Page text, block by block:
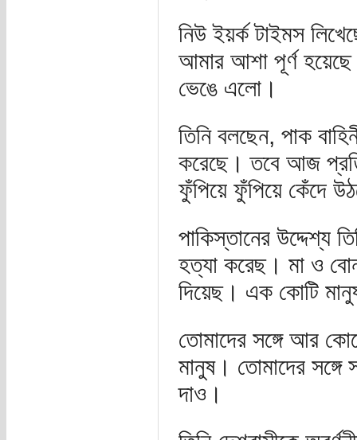
নিউ ইয়র্ক টাইমস
আমার আশা পূর্ণ
ভেঙে এলো।
তিনি বলছেন, পাক
করেছে। তবে আজ
ফুঁপিয়ে ফুঁপিয়ে কেঁদে
পাকিস্তানের উদ্দেশ্য
হত্যা করেছ। মা ও
দিয়েছ। এক কোটি
তোমাদের সঙ্গে আর
মানুষ। তোমাদের
দাও।